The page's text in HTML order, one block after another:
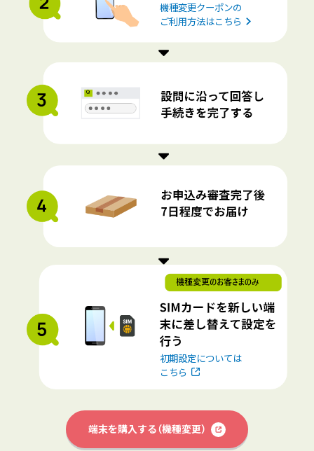
初期設定については
こちら
機種変更クーポンの
ご利用方法はこちら
端末を購入する（機種変更）